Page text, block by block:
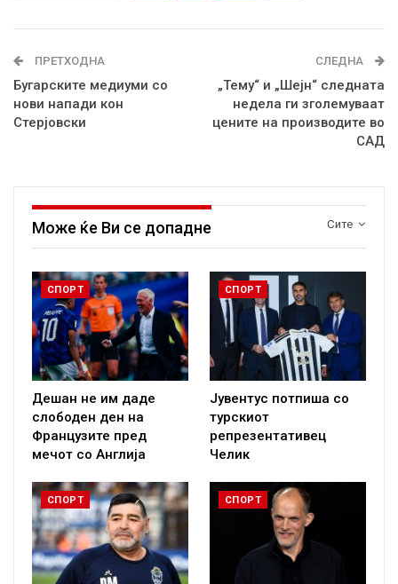
ПРЕТХОДНА
Бугарските медиуми со
нови напади кон
Стерјовски
СЛЕДНА
„Тему“ и „Шејн“ следната
недела ги зголемуваат
цените на производите во
САД
Сите
Може ќе Ви се допадне
СПОРТ
Дешан не им даде
слободен ден на
Французите пред
мечот со Англија
СПОРТ
Јувентус потпиша со
турскиот
репрезентативец
Челик
СПОРТ СПОРТ